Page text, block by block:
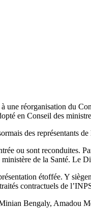
réorganisation du
en Conseil des
des représentants
ou sont reconduites.
de la Santé. Le
étoffée. Y
contractuels de
Bengaly, Amadou